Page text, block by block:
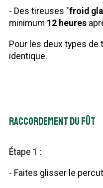
- Des tireuses "froid
minimum 12 heures
Pour les deux types de
identique.
Raccordement du fût
Étape 1 :
- Faites glisser le